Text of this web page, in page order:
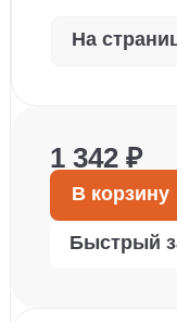
На
1 342 ₽
В корзину
Быстрый